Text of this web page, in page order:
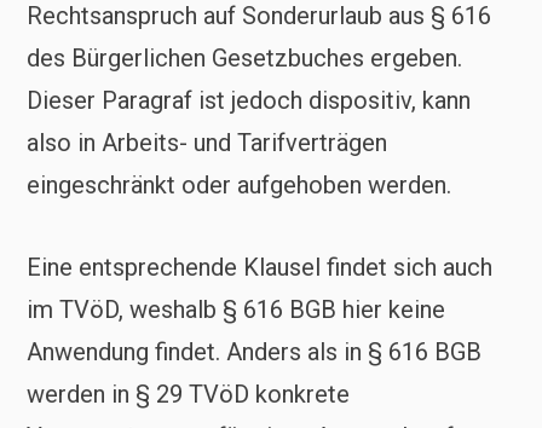
Rechtsanspruch auf Sonderurlaub aus § 616
des Bürgerlichen Gesetzbuches ergeben.
Dieser Paragraf ist jedoch dispositiv, kann
also in Arbeits- und Tarifverträgen
eingeschränkt oder aufgehoben werden.
Eine entsprechende Klausel findet sich auch
im TVöD, weshalb § 616 BGB hier keine
Anwendung findet. Anders als in § 616 BGB
werden in § 29 TVöD konkrete